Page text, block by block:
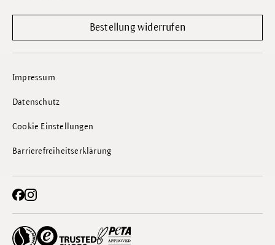
Bestellung widerrufen
Impressum
Datenschutz
Cookie Einstellungen
Barrierefreiheitserklärung